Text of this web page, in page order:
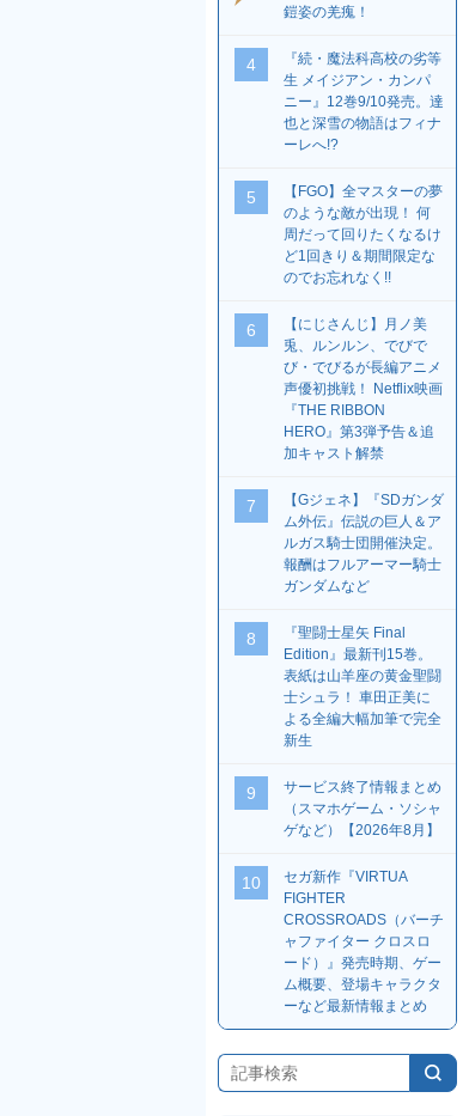
鎧姿の羌瘣！
4
『続・魔法科高校の劣等
生 メイジアン・カンパ
ニー』12巻9/10発売。達
也と深雪の物語はフィナ
ーレへ!?
5
【FGO】全マスターの夢
のような敵が出現！ 何
周だって回りたくなるけ
ど1回きり＆期間限定な
のでお忘れなく!!
6
【にじさんじ】月ノ美
兎、ルンルン、でびで
び・でびるが長編アニメ
声優初挑戦！ Netflix映画
『THE RIBBON
HERO』第3弾予告＆追
加キャスト解禁
7
【Gジェネ】『SDガンダ
ム外伝』伝説の巨人＆ア
ルガス騎士団開催決定。
報酬はフルアーマー騎士
ガンダムなど
8
『聖闘士星矢 Final
Edition』最新刊15巻。
表紙は山羊座の黄金聖闘
士シュラ！ 車田正美に
よる全編大幅加筆で完全
新生
9
サービス終了情報まとめ
（スマホゲーム・ソシャ
ゲなど）【2026年8月】
10
セガ新作『VIRTUA
FIGHTER
CROSSROADS（バーチ
ャファイター クロスロ
ード）』発売時期、ゲー
ム概要、登場キャラクタ
ーなど最新情報まとめ